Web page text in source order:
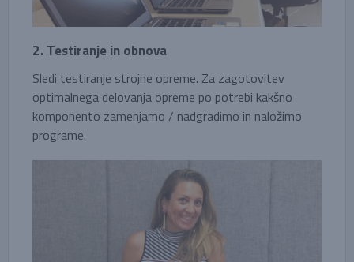
2. Testiranje in obnova
Sledi testiranje strojne opreme. Za zagotovitev
optimalnega delovanja opreme po potrebi kakšno
komponento zamenjamo / nadgradimo in naložimo
programe.